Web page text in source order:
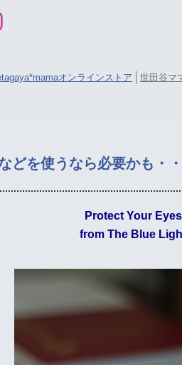
オンラインストア 世田谷マ
どを使うなら必要かも・
Protect Your Eyes
from The Blue